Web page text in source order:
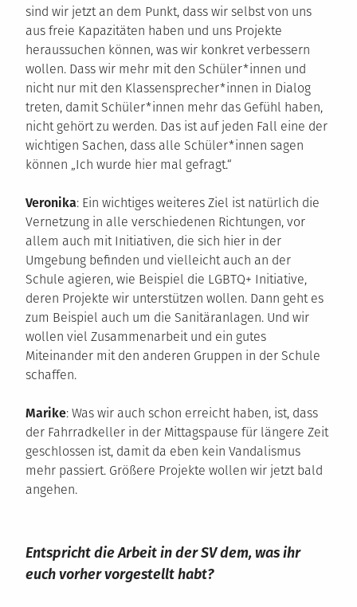
sind wir jetzt an dem Punkt, dass wir selbst von uns
aus freie Kapazitäten haben und uns Projekte
heraussuchen können, was wir konkret verbessern
wollen. Dass wir mehr mit den Schüler*innen und
nicht nur mit den Klassensprecher*innen in Dialog
treten, damit Schüler*innen mehr das Gefühl haben,
nicht gehört zu werden. Das ist auf jeden Fall eine der
wichtigen Sachen, dass alle Schüler*innen sagen
können „Ich wurde hier mal gefragt.“
Veronika: Ein wichtiges weiteres Ziel ist natürlich die
Vernetzung in alle verschiedenen Richtungen, vor
allem auch mit Initiativen, die sich hier in der
Umgebung befinden und vielleicht auch an der
Schule agieren, wie Beispiel die LGBTQ+ Initiative,
deren Projekte wir unterstützen wollen. Dann geht es
zum Beispiel auch um die Sanitäranlagen. Und wir
wollen viel Zusammenarbeit und ein gutes
Miteinander mit den anderen Gruppen in der Schule
schaffen.
Marike: Was wir auch schon erreicht haben, ist, dass
der Fahrradkeller in der Mittagspause für längere Zeit
geschlossen ist, damit da eben kein Vandalismus
mehr passiert. Größere Projekte wollen wir jetzt bald
angehen.
Entspricht die Arbeit in der SV dem, was ihr
euch vorher vorgestellt habt?